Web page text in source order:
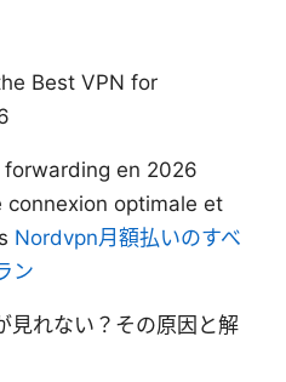
Best VPN for
en 2026
connexion optimale et
Nordvpn月額払いのすべ
ン
見れない？その原因と解